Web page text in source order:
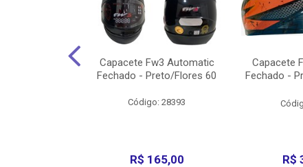
Capacete Fw3 Automatic
Fechado - Preto/Flores 60
Código: 28393
R$ 165,00
Capacete
Fechado -
R$